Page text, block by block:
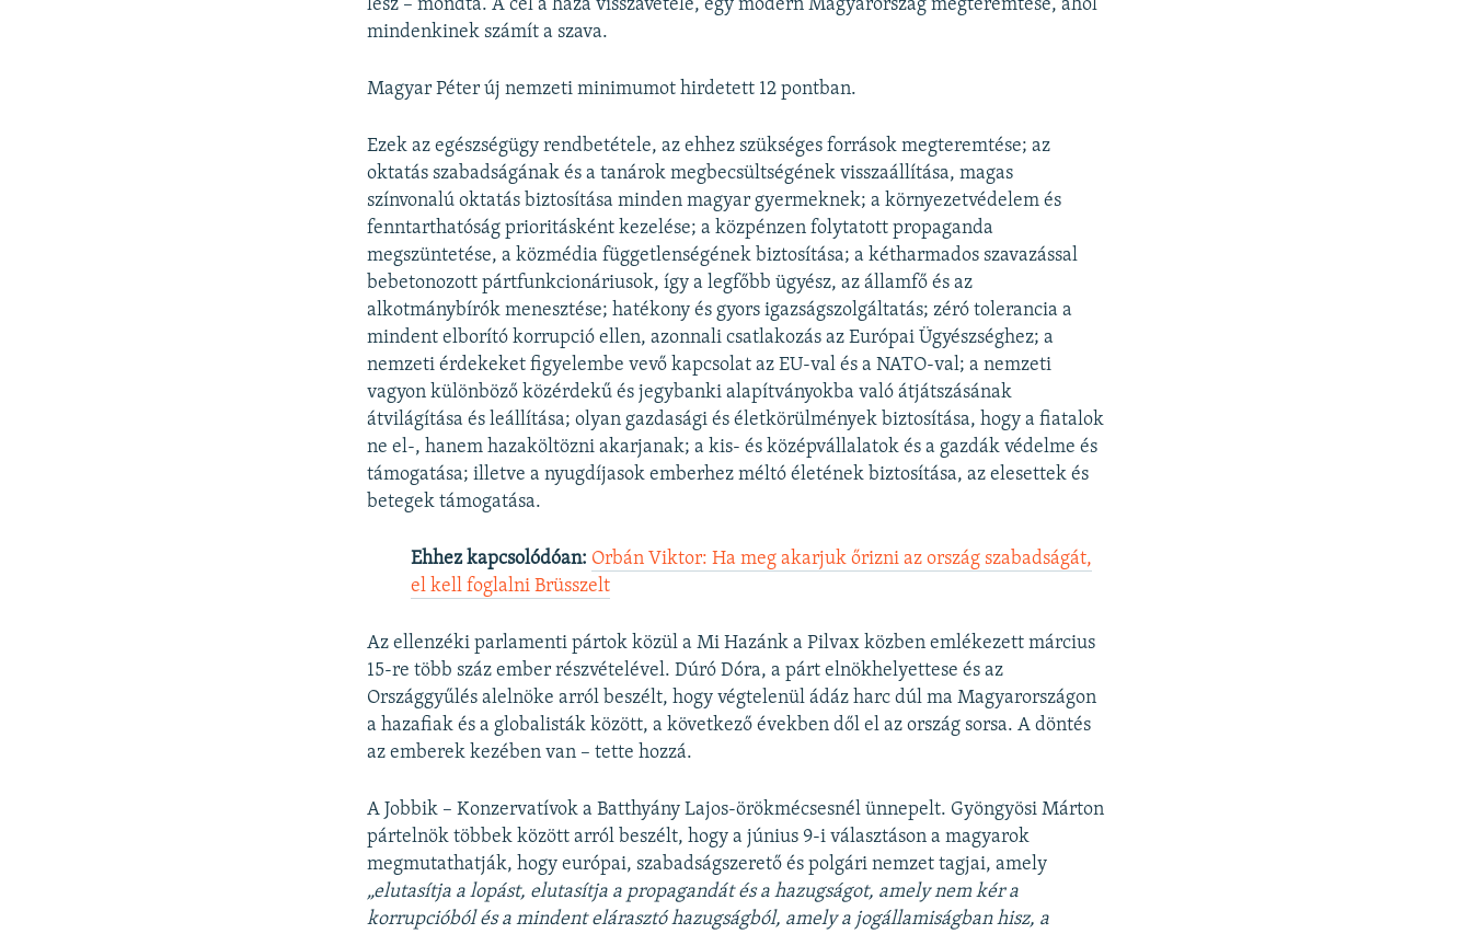
lesz – mondta. A cél a haza visszavétele, egy modern Magyarország megteremtése, ahol
mindenkinek számít a szava.
Magyar Péter új nemzeti minimumot hirdetett 12 pontban.
Ezek az egészségügy rendbetétele, az ehhez szükséges források megteremtése; az
oktatás szabadságának és a tanárok megbecsültségének visszaállítása, magas
színvonalú oktatás biztosítása minden magyar gyermeknek; a környezetvédelem és
fenntarthatóság prioritásként kezelése; a közpénzen folytatott propaganda
megszüntetése, a közmédia függetlenségének biztosítása; a kétharmados szavazással
bebetonozott pártfunkcionáriusok, így a legfőbb ügyész, az államfő és az
alkotmánybírók menesztése; hatékony és gyors igazságszolgáltatás; zéró tolerancia a
mindent elborító korrupció ellen, azonnali csatlakozás az Európai Ügyészséghez; a
nemzeti érdekeket figyelembe vevő kapcsolat az EU-val és a NATO-val; a nemzeti
vagyon különböző közérdekű és jegybanki alapítványokba való átjátszásának
átvilágítása és leállítása; olyan gazdasági és életkörülmények biztosítása, hogy a fiatalok
ne el-, hanem hazaköltözni akarjanak; a kis- és középvállalatok és a gazdák védelme és
támogatása; illetve a nyugdíjasok emberhez méltó életének biztosítása, az elesettek és
betegek támogatása.
Ehhez kapcsolódóan: Orbán Viktor: Ha meg akarjuk őrizni az ország szabadságát,
el kell foglalni Brüsszelt
Az ellenzéki parlamenti pártok közül a Mi Hazánk a Pilvax közben emlékezett március
15-re több száz ember részvételével. Dúró Dóra, a párt elnökhelyettese és az
Országgyűlés alelnöke arról beszélt, hogy végtelenül ádáz harc dúl ma Magyarországon
a hazafiak és a globalisták között, a következő években dől el az ország sorsa. A döntés
az emberek kezében van – tette hozzá.
A Jobbik – Konzervatívok a Batthyány Lajos-örökmécsesnél ünnepelt. Gyöngyösi Márton
pártelnök többek között arról beszélt, hogy a június 9-i választáson a magyarok
megmutathatják, hogy európai, szabadságszerető és polgári nemzet tagjai, amely
„elutasítja a lopást, elutasítja a propagandát és a hazugságot, amely nem kér a
korrupcióból és a mindent elárasztó hazugságból, amely a jogállamiságban hisz, a